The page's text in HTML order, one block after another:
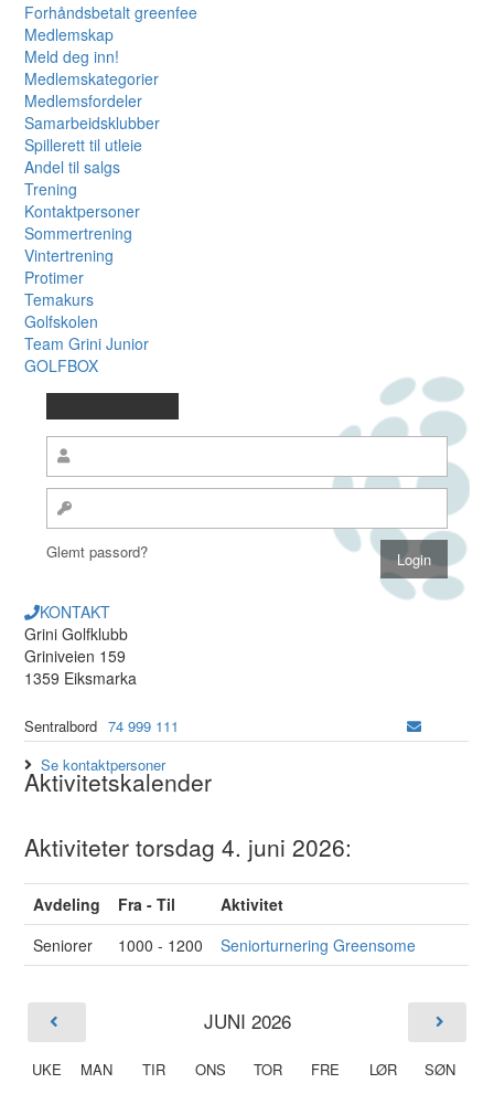
Forhåndsbetalt greenfee
Medlemskap
Meld deg inn!
Medlemskategorier
Medlemsfordeler
Samarbeidsklubber
Spillerett til utleie
Andel til salgs
Trening
Kontaktpersoner
Sommertrening
Vintertrening
Protimer
Temakurs
Golfskolen
Team Grini Junior
GOLFBOX
Glemt passord?
KONTAKT
Grini Golfklubb
Griniveien 159
1359 Eiksmarka
Sentralbord 74 999 111
Se kontaktpersoner
Aktivitetskalender
Aktiviteter torsdag 4. juni 2026:
Avdeling Fra - Til
Aktivitet
Seniorer
1000 - 1200 Seniorturnering Greensome
JUNI 2026
UKE MAN TIR ONS TOR FRE LØR SØN